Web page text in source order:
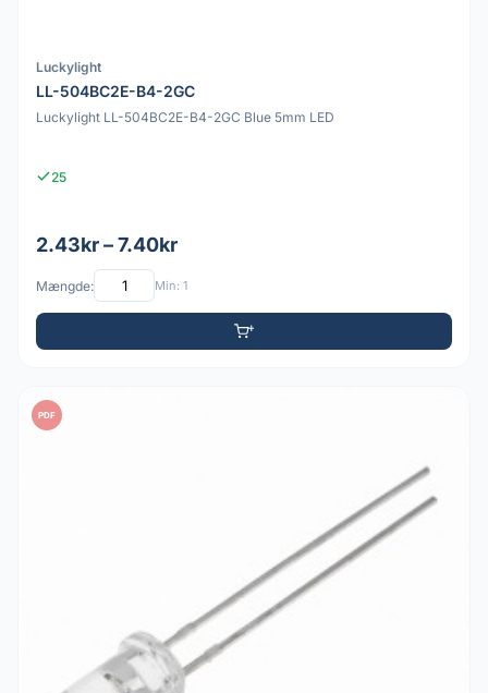
Luckylight
LL-504BC2E-B4-2GC
Luckylight LL-504BC2E-B4-2GC Blue 5mm LED
25
2.43kr – 7.40kr
Mængde: Min: 1
PDF